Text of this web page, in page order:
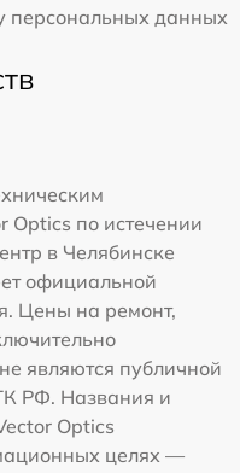
персональных данных
Optics по истечении
в Челябинске
официальной
Цены на ремонт,
являются публичной
РФ. Названия и
Optics
целях —